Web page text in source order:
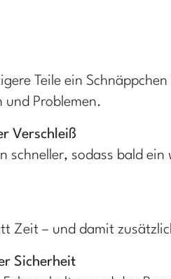
Teile ein
und Problemen.
Verschleiß
schneller, sodass bald ein
Zeit – und damit
Sicherheit